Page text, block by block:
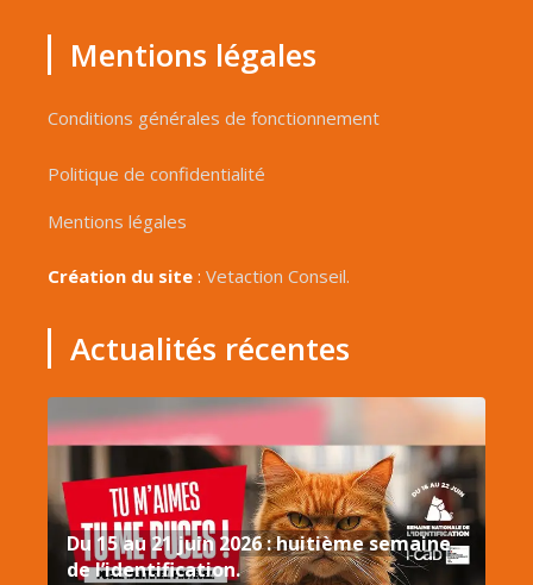
Mentions légales
Conditions générales de fonctionnement
Politique de confidentialité
Mentions légales
Création du site : Vetaction Conseil.
Actualités récentes
Du 15 au 21 juin 2026 : huitième semaine
de l’identification.